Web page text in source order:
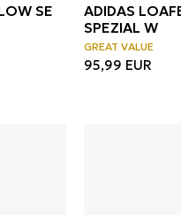
SE
ADIDAS
SPEZIAL W
GREAT VALUE
95,99 EUR